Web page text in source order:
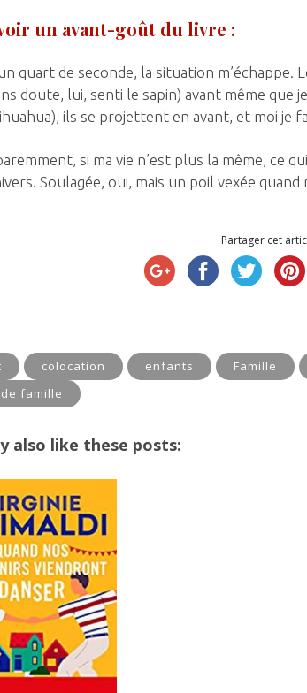
un avant-goût du livre :
quart de seconde, la situation m’échappe.
doute, lui, senti le sapin) avant même
ils se projettent en avant, et moi je
si ma vie n’est plus la même, ce
Soulagée, oui, mais un poil vexée quand
Partager cet
colocation enfants Famille
famille
also like these posts: